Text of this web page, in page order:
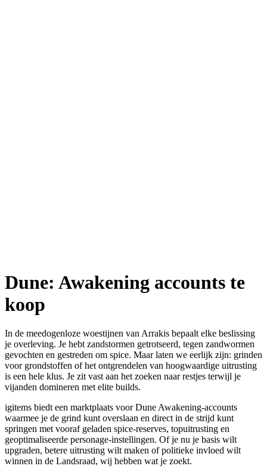
Dune: Awakening accounts te
koop
In de meedogenloze woestijnen van Arrakis bepaalt elke beslissing
je overleving. Je hebt zandstormen getrotseerd, tegen zandwormen
gevochten en gestreden om spice. Maar laten we eerlijk zijn: grinden
voor grondstoffen of het ontgrendelen van hoogwaardige uitrusting
is een hele klus. Je zit vast aan het zoeken naar restjes terwijl je
vijanden domineren met elite builds.
igitems biedt een marktplaats voor Dune Awakening-accounts
waarmee je de grind kunt overslaan en direct in de strijd kunt
springen met vooraf geladen spice-reserves, topuitrusting en
geoptimaliseerde personage-instellingen. Of je nu je basis wilt
upgraden, betere uitrusting wilt maken of politieke invloed wilt
winnen in de Landsraad, wij hebben wat je zoekt.